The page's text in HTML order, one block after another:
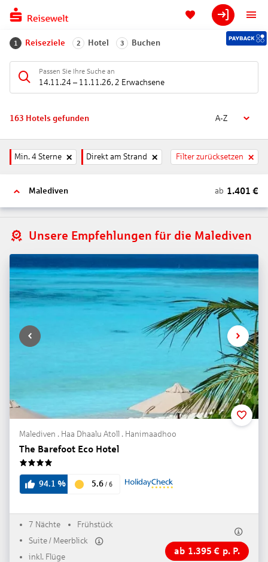
1 Reiseziele 2 Hotel 3 Buchen
Passen Sie Ihre Suche an
14.11.24 – 11.11.26, 2 Erwachsene
163 Hotels gefunden A-Z
Min. 4 Sterne Direkt am Strand Filter zurücksetzen
Malediven ab 1.401 €
Unsere Empfehlungen für die Malediven
Malediven . Haa Dhaalu Atoll . Hanimaadhoo
The Barefoot Eco Hotel
94.1 % 5.6 / 6
7 Nächte
Frühstück
Suite / Meerblick
inkl. Flüge
ab 1.395 € p. P.